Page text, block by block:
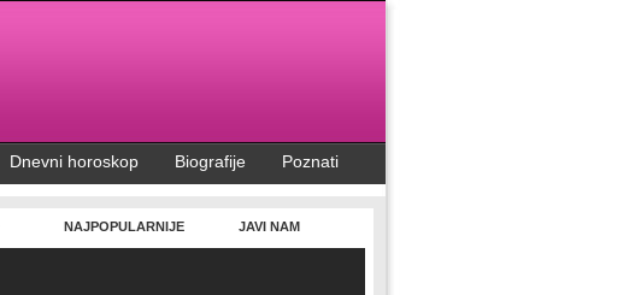
Dnevni horoskop Biografije Poznati
NAJPOPULARNIJE JAVI NAM